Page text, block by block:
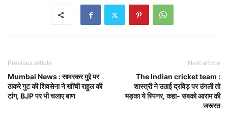
Previous article
Mumbai News : सावरकर मुद्दे पर
ठाकरे गुट की शिवसेना ने खींची राहुल की
टांग, BJP पर भी चलाए बाण
Next article
The Indian cricket team :
शास्त्री ने उठाई द्रविड़ पर उंगली तो
भड़का ये स्पिनर, कहा- सबको आराम की
जरूरत